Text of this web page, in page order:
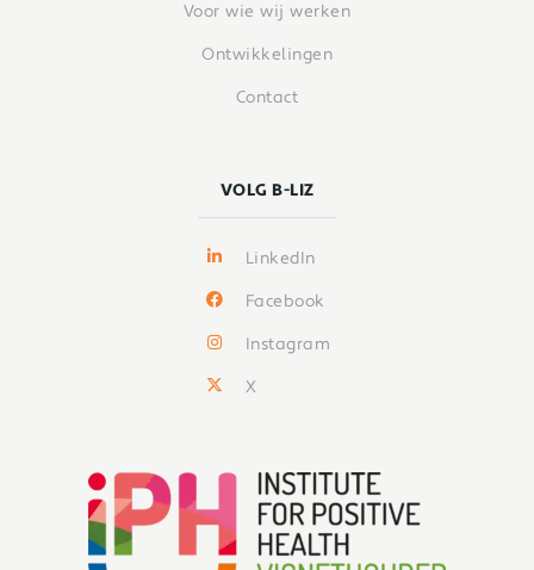
Voor wie wij werken
Ontwikkelingen
Contact
VOLG B-LIZ
LinkedIn
Facebook
Instagram
X